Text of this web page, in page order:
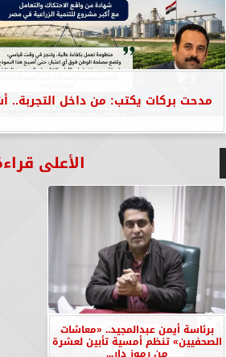
مدحت بركات يكتب: من داخل
الأعلى
برئاسة أيمن عبدالمجيد.. «معاشات
الصحفيين» تنظم أمسية تأبين لعشرة